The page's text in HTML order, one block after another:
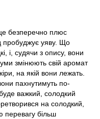
безперечно плюс
пробуджує уяву. Що
і, судячи з опису, вони
змінюють свій аромат
на якій вони лежать.
пахнутимуть по-
важкий, солодкий
на солодкий,
перевагу більш